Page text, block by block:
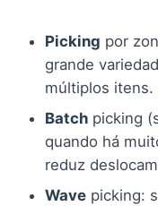
Picking por
grande
múltiplos itens.
Batch picking
quando há
reduz
Wave picking: